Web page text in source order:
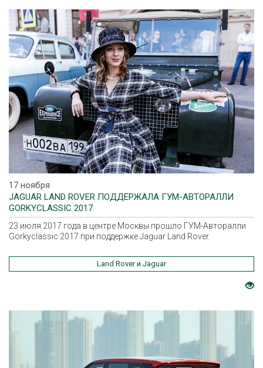
17 ноября
JAGUAR LAND ROVER ПОДДЕРЖАЛА ГУМ-АВТОРАЛЛИ
GORKYCLASSIC 2017
23 июля 2017 года в центре Москвы прошло ГУМ-Авторалли
Gorkyclassic 2017 при поддержке Jaguar Land Rover.
Land Rover и Jaguar